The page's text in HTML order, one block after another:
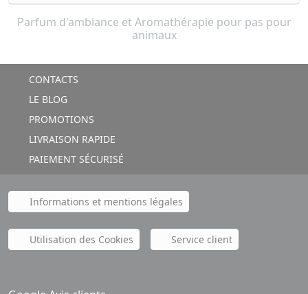
Parfum d'ambiance et Aromathérapie pour pas pour
animaux
CONTACTS
LE BLOG
PROMOTIONS
LIVRAISON RAPIDE
PAIEMENT SÉCURISÉ
Informations et mentions légales
Utilisation des Cookies Service client